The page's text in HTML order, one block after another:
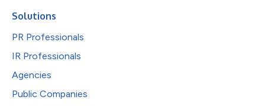
Solutions
PR Professionals
IR Professionals
Agencies
Public Companies